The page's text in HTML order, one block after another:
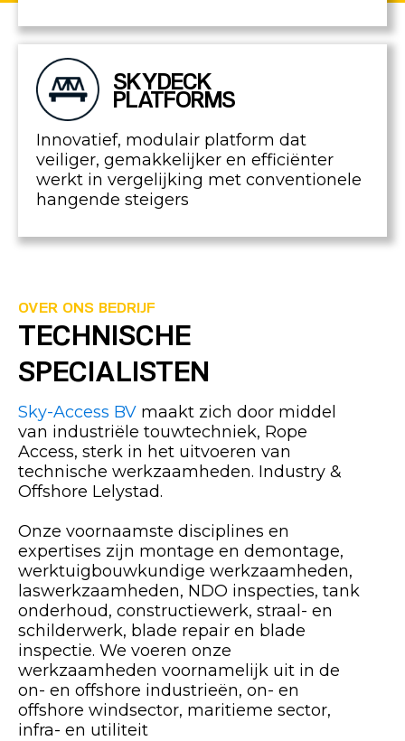
SKYDECK
PLATFORMS
Innovatief, modulair platform dat
veiliger, gemakkelijker en efficiënter
werkt in vergelijking met conventionele
hangende steigers
OVER ONS BEDRIJF
TECHNISCHE
SPECIALISTEN
Sky-Access BV maakt zich door middel
van industriële touwtechniek, Rope
Access, sterk in het uitvoeren van
technische werkzaamheden. Industry &
Offshore Lelystad.
Onze voornaamste disciplines en
expertises zijn montage en demontage,
werktuigbouwkundige werkzaamheden,
laswerkzaamheden, NDO inspecties, tank
onderhoud, constructiewerk, straal- en
schilderwerk, blade repair en blade
inspectie. We voeren onze
werkzaamheden voornamelijk uit in de
on- en offshore industrieën, on- en
offshore windsector, maritieme sector,
infra- en utiliteit